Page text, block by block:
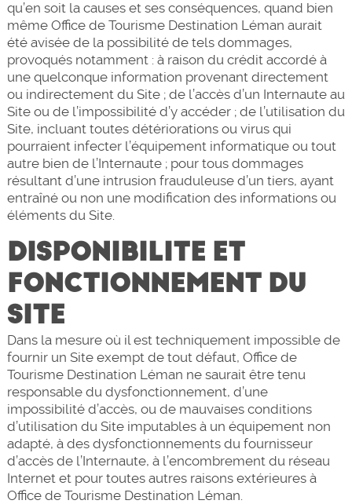
qu’en soit la causes et ses conséquences, quand bien
même Office de Tourisme Destination Léman aurait
été avisée de la possibilité de tels dommages,
provoqués notamment : à raison du crédit accordé à
une quelconque information provenant directement
ou indirectement du Site ; de l’accès d’un Internaute au
Site ou de l’impossibilité d’y accéder ; de l’utilisation du
Site, incluant toutes détériorations ou virus qui
pourraient infecter l’équipement informatique ou tout
autre bien de l’Internaute ; pour tous dommages
résultant d’une intrusion frauduleuse d’un tiers, ayant
entraîné ou non une modification des informations ou
éléments du Site.
DISPONIBILITE ET
FONCTIONNEMENT DU
SITE
Dans la mesure où il est techniquement impossible de
fournir un Site exempt de tout défaut, Office de
Tourisme Destination Léman ne saurait être tenu
responsable du dysfonctionnement, d’une
impossibilité d’accès, ou de mauvaises conditions
d’utilisation du Site imputables à un équipement non
adapté, à des dysfonctionnements du fournisseur
d’accès de l’Internaute, à l’encombrement du réseau
Internet et pour toutes autres raisons extérieures à
Office de Tourisme Destination Léman.